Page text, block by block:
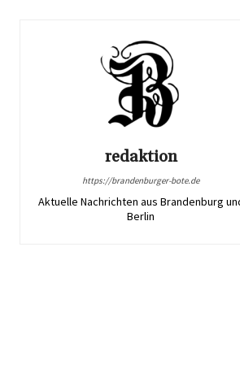
redaktion
https://brandenburger-bote.de
Aktuelle Nachrichten aus Brandenburg
Berlin